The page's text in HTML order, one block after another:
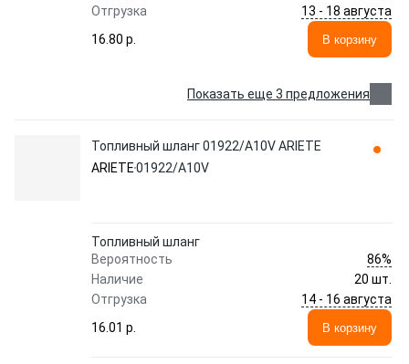
Отгрузка
13 - 18 августа
16.80 p.
В корзину
Показать еще 3 предложения
Топливный шланг 01922/A10V ARIETE
ARIETE01922/A10V
Топливный шланг
Вероятность
86%
Наличие
20 шт.
Отгрузка
14 - 16 августа
16.01 p.
В корзину